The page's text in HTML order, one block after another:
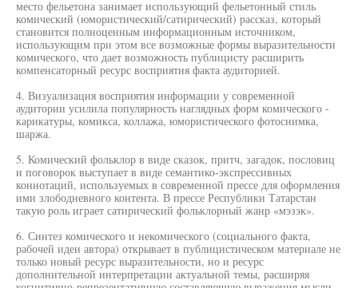
место фельетона занимает использующий фельетонный стиль
комический (юмористический/сатирический) рассказ, который
становится полноценным информационным источником,
использующим при этом все возможные формы выразительности
комического, что дает возможность публицисту расширить
компенсаторный ресурс восприятия факта аудиторией.
4. Визуализация восприятия информации у современной
аудитории усилила популярность наглядных форм комического -
карикатуры, комикса, коллажа, юмористического фотоснимка,
шаржа.
5. Комический фольклор в виде сказок, притч, загадок, пословиц
и поговорок выступает в виде семантико-экспрессивных
коннотаций, используемых в современной прессе для оформления
ими злободневного контента. В прессе Республики Татарстан
такую роль играет сатирический фольклорный жанр «мэзэк».
6. Синтез комического и некомического (социального факта,
рабочей идеи автора) открывает в публицистическом материале не
только новый ресурс выразительности, но и ресурс
дополнительной интерпретации актуальной темы, расширяя